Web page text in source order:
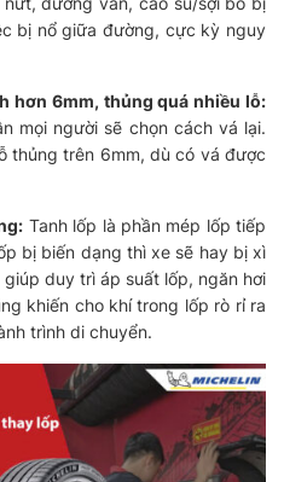
bị nổ giữa đường, cực kỳ nguy
hơn 6mm, thủng quá nhiều lỗ:
mọi người sẽ chọn cách vá lại.
thủng trên 6mm, dù có vá được
Tanh lốp là phần mép lốp tiếp
bị biến dạng thì xe sẽ hay bị xì
duy trì áp suất lốp, ngăn hơi
khiến cho khí trong lốp rò rỉ ra
trình di chuyển.